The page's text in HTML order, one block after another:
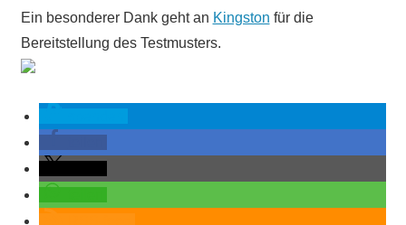
Ein besonderer Dank geht an Kingston für die
Bereitstellung des Testmusters.